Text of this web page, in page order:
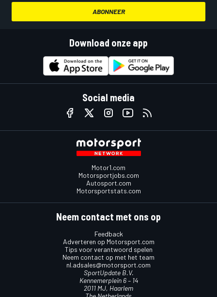
ABONNEER
Download onze app
Social media
Motor1.com
Motorsportjobs.com
Autosport.com
Motorsportstats.com
Neem contact met ons op
Feedback
Adverteren op Motorsport.com
Tips voor verantwoord spelen
Neem contact op met het team
nl.adsales@motorsport.com
SportUpdate B.V.
Kennemerplein 6 – 14
2011 MJ, Haarlem